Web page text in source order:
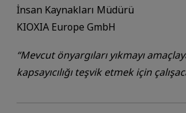
İnsan Kaynakları Müdürü
KIOXIA Europe GmbH
“Mevcut önyargıları yıkmayı
kapsayıcılığı teşvik etmek için